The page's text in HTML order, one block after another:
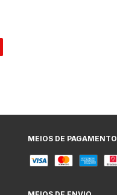
MEIOS DE PAGAMENTO